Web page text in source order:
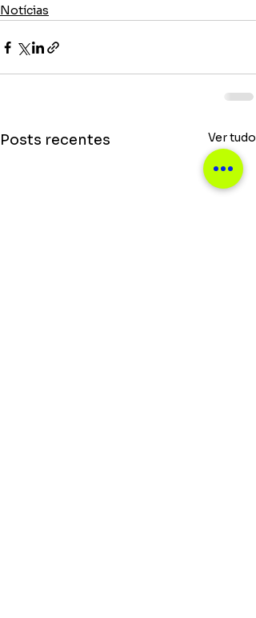
Notícias
Posts recentes Ver tudo